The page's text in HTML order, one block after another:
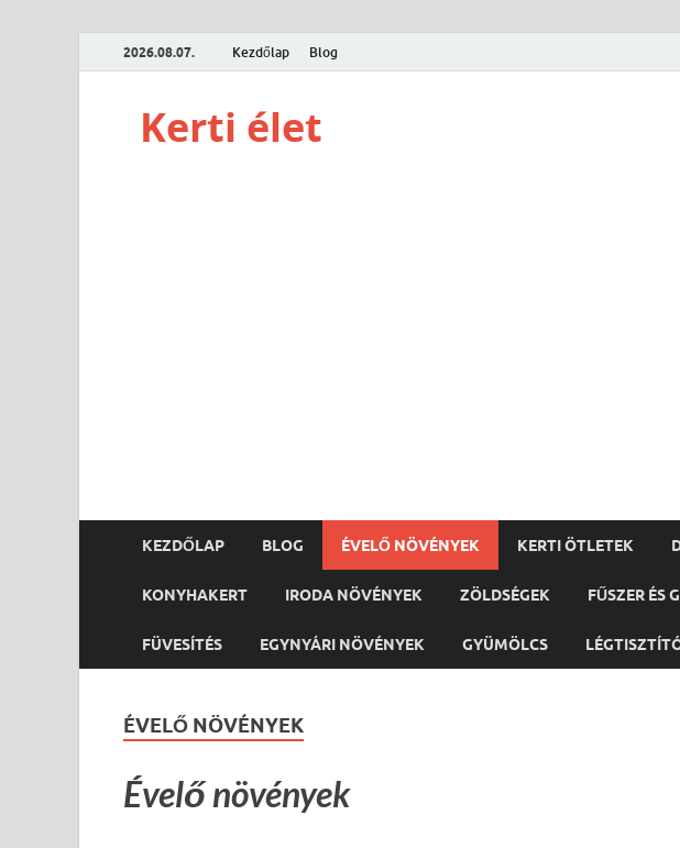
2026.08.07. Kezdőlap Blog
Kerti élet
KEZDŐLAP BLOG ÉVELŐ NÖVÉNYEK KERTI ÖTLETEK
KONYHAKERT IRODA NÖVÉNYEK ZÖLDSÉGEK FŰSZER ÉS
FÜVESÍTÉS EGYNYÁRI NÖVÉNYEK GYÜMÖLCS
ÉVELŐ NÖVÉNYEK
Évelő növények